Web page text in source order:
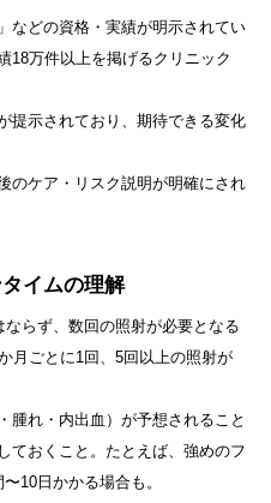
などの資格・実績が明示されてい
18万件以上を掲げるクリニック
提示されており、期待できる変化
のケア・リスク説明が明確にされ
イムの理解
ならず、数回の照射が必要となる
月ごとに1回、5回以上の照射が
腫れ・内出血）が予想されること
ておくこと。たとえば、強めのフ
10日かかる場合も。